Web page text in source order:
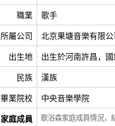
職業 歌手
所屬公司 北京果塘音樂有限公
出生地 出生於河南許昌，
民族 漢族
畢業院校 中央音樂學院
家庭成員
歌浴森家庭成員情況，